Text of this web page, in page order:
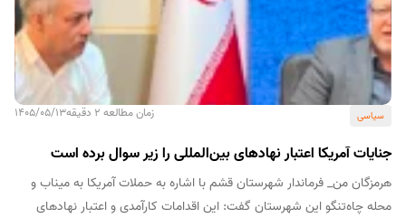
سیاسی زمان مطالعه 2 دقیقه 1405/05/13
جنایات آمریکا اعتبار نهادهای بین‌المللی را زیر سوال برده است
هرمزگان من_ فرماندار شهرستان قشم با اشاره به حملات آمریکا به میناب و
محله چاه‌تنگو این شهرستان گفت: این اقدامات کارآمدی و اعتبار نهادهای